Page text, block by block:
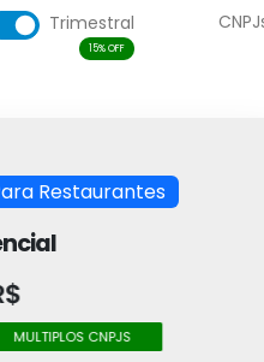
Trimestral
15% OFF
Restaurantes
MULTIPLOS CNPJS